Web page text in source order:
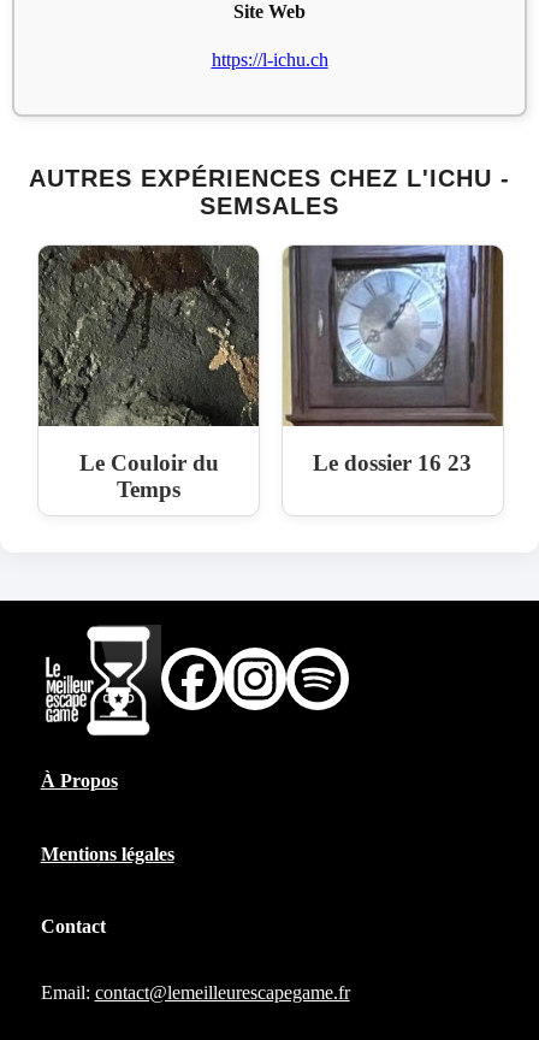
Site Web
https://l-ichu.ch
AUTRES EXPÉRIENCES CHEZ L'ICHU -
SEMSALES
Le Couloir du
Temps
Le dossier 16 23
À Propos
Mentions légales
Contact
Email: contact@lemeilleurescapegame.fr